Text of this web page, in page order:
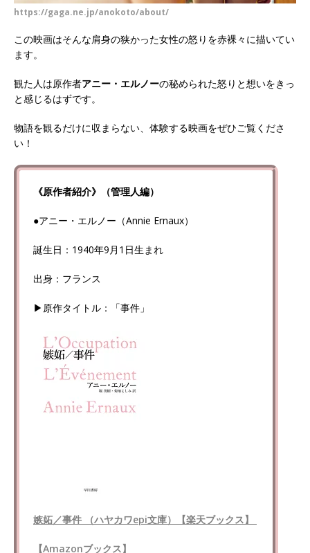
https://gaga.ne.jp/anokoto/about/
この映画はそんな肩身の狭かった女性の怒りを赤裸々に描いてい
ます。
観た人は原作者アニー・エルノーの秘められた怒りと想いをきっ
と感じるはずです。
物語を観るだけに収まらない、体験する映画をぜひご覧くださ
い！
《原作者紹介》（管理人編）
●アニー・エルノー（Annie Ernaux）
誕生日：1940年9月1日生まれ
出身：フランス
▶原作タイトル：「事件」
嫉妬／事件 （ハヤカワepi文庫）【楽天ブックス】
【Amazonブックス】